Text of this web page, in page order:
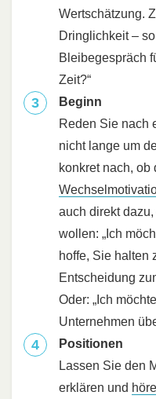
Wertschätzung.
Dringlichkeit –
Bleibegespräch
Zeit?“
Beginn
Reden Sie nach
nicht lange um
konkret nach, ob
auch direkt
wollen: „Ich
hoffe, Sie halten
Entscheidung
Oder: „Ich
Unternehmen
Positionen
Lassen Sie den
erklären und